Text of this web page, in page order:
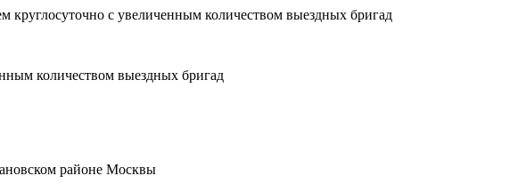
с увеличенным количеством выездных бригад
количеством выездных бригад
районе Москвы